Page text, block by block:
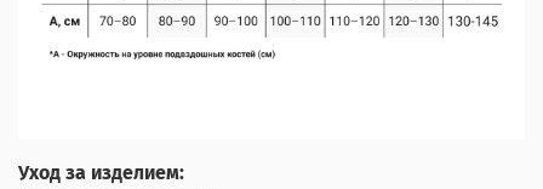
Уход за изделием: